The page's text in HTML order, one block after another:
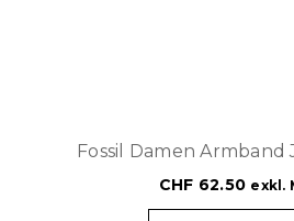
Fossil Damen Armband
CHF 62.50 exkl.